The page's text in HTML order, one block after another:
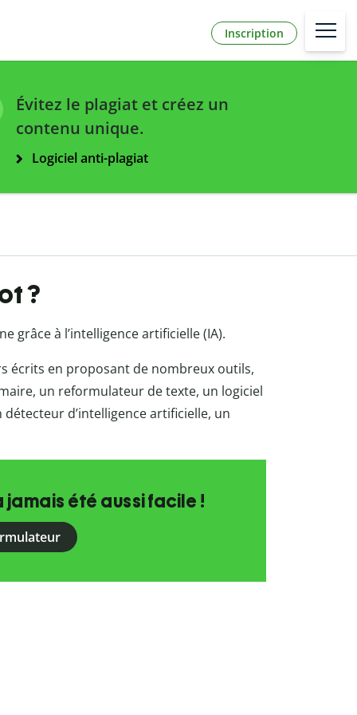
Inscription
Évitez le plagiat et créez un
contenu unique.
Logiciel anti-plagiat
?
grâce à l’intelligence artificielle (IA).
écrits en proposant de nombreux outils,
un reformulateur de texte, un logiciel
d’intelligence artificielle, un
jamais été aussi facile !